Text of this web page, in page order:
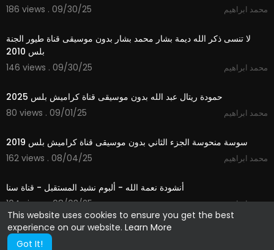
This website uses cookies to ensure you get the best
experience on our website. Learn More
Got It!
186 views . 09/30/25
محمد ابراهيم
لا تنسى ذكر الله ديمة بشار محمد بشار بدون موسيقى قناة طيور الجنة
بلس 2010
146 views . 09/30/25
محمد ابراهيم
حمودة ريتال عبد الله بدون موسيقى قناة كراميش بلس 2025
80 views . 09/01/25
محمد ابراهيم
سوسة منحوسة الجزء الثاني بدون موسيقى قناة كراميش بلس 2019
162 views . 08/04/25
محمد ابراهيم
أنشودة نعمة الله - ألبوم نشيد المستقبل - قناة سنا
104 views . 08/03/25
محمد ابراهيم